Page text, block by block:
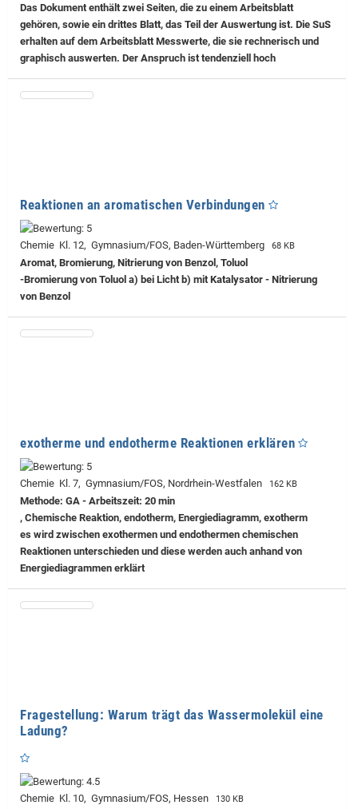
Das Dokument enthält zwei Seiten, die zu einem Arbeitsblatt
gehören, sowie ein drittes Blatt, das Teil der Auswertung ist. Die SuS
erhalten auf dem Arbeitsblatt Messwerte, die sie rechnerisch und
graphisch auswerten. Der Anspruch ist tendenziell hoch
Reaktionen an aromatischen Verbindungen
Chemie Kl. 12, Gymnasium/FOS, Baden-Württemberg 68 KB
Aromat, Bromierung, Nitrierung von Benzol, Toluol
-Bromierung von Toluol a) bei Licht b) mit Katalysator - Nitrierung
von Benzol
exotherme und endotherme Reaktionen erklären
Chemie Kl. 7, Gymnasium/FOS, Nordrhein-Westfalen 162 KB
Methode: GA - Arbeitszeit: 20 min
, Chemische Reaktion, endotherm, Energiediagramm, exotherm
es wird zwischen exothermen und endothermen chemischen
Reaktionen unterschieden und diese werden auch anhand von
Energiediagrammen erklärt
Fragestellung: Warum trägt das Wassermolekül eine
Ladung?
Chemie Kl. 10, Gymnasium/FOS, Hessen 130 KB